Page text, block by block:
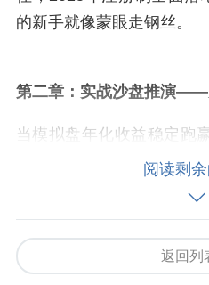
的新手就像蒙眼走钢丝。
第二章：实战沙盘推演——
当模拟盘年化收益稳定跑
察仓战术"。拿不超过10%
消费白马股（如奶制品龙
建相关）、成长赛道股（
的关键词是"跟踪"而非"盈
卖逻辑："因光伏组件降
阅读剩
返回列